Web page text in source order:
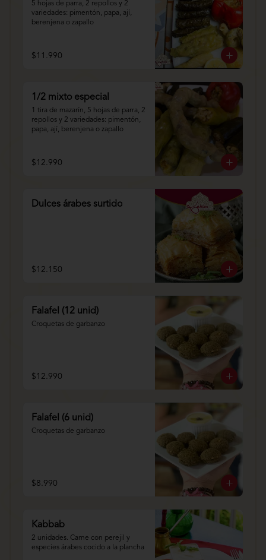
5 hojas de parra, 2 repollos y 2
variedades: pimentón, papa, ají,
berenjena o zapallo
$11.990
1/2 mixto especial
1 tira de mazarín, 5 hojas de parra, 2
repollos y 2 variedades: pimentón,
papa, ají, berenjena o zapallo
$12.990
Dulces árabes surtido
$12.150
Falafel (12 unid)
Croquetas de garbanzo
$12.990
Falafel (6 unid)
Croquetas de garbanzo
$8.990
Kabbab
2 unidades. Carne con perejil y
especies árabes cocido a la plancha